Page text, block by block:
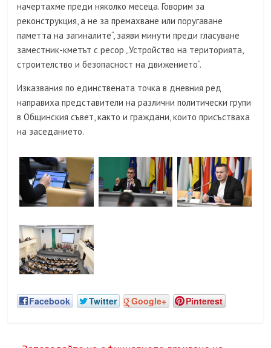
начертахме преди няколко месеца. Говорим за
реконструкция, а не за премахване или поругаване
паметта на загиналите“, заяви минути преди гласуване
заместник-кметът с ресор „Устройство на територията,
строителство и безопасност на движението“.
Изказвания по единствената точка в дневния ред
направиха представители на различни политически групи
в Общинския съвет, както и граждани, които присъстваха
на заседанието.
Facebook Twitter Google+ Pinterest